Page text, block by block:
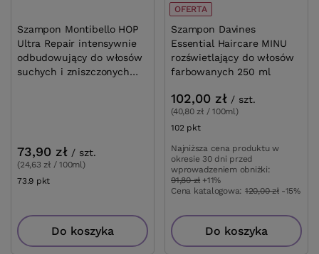
Szampon Montibello HOP Ultra Repair
intensywnie odbudowujący do włosów
suchych i zniszczonych 300 ml
73.9
pkt punktów
Szampon
MINU rozświetlający do
farbowanych
(40,80 zł / 100ml)
102
wprowadzeniem
Cena katalogowa: